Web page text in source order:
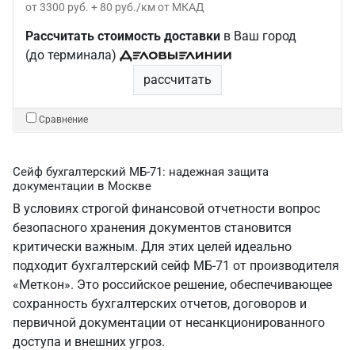
от 3300 руб. + 80 руб./км от МКАД
Рассчитать стоимость доставки в Ваш город
(до терминала)
рассчитать
Сравнение
Сейф бухгалтерский МБ-71: надежная защита
документации в Москве
В условиях строгой финансовой отчетности вопрос
безопасного хранения документов становится
критически важным. Для этих целей идеально
подходит бухгалтерский сейф МБ-71 от производителя
«Меткон». Это российское решение, обеспечивающее
сохранность бухгалтерских отчетов, договоров и
первичной документации от несанкционированного
доступа и внешних угроз.